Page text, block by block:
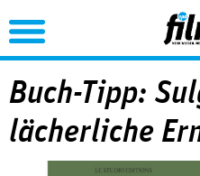
Jump
Buch-Tipp:
lächerliche